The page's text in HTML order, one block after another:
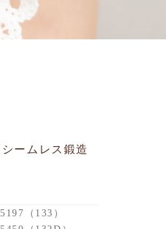
ームレス鍛造
（133）